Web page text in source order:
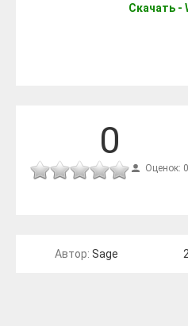
Скачать -
0
Оценок: 0
Автор:Sage